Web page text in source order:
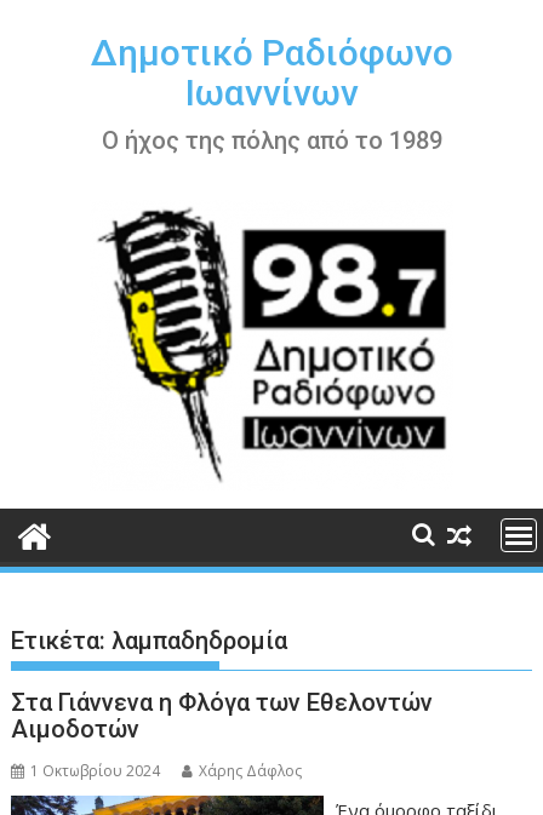
περιεχόμενοΔημοτικό Ραδιόφωνο
Ιωαννίνων
Ο ήχος της πόλης από το 1989
Ετικέτα:λαμπαδηδρομία
Στα Γιάννενα η Φλόγα των Εθελοντών
Αιμοδοτών
1 Οκτωβρίου 2024 Χάρης Δάφλος
Ένα όμορφο ταξίδι